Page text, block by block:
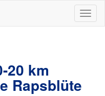
ein-/
20 km
Rapsblüte